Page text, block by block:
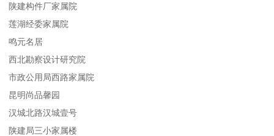
陕建构件厂家属院
莲湖经委家属院
鸣元名居
西北勘察设计研究院
市政公用局西路家属院
昆明尚品馨园
汉城北路汉城壹号
陕建局三小家属楼